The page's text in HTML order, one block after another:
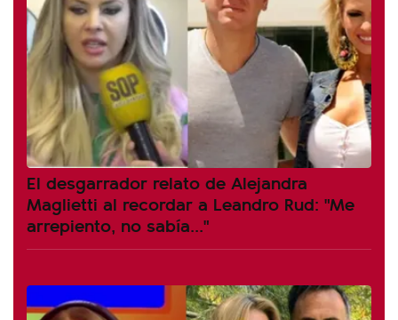
El desgarrador relato de Alejandra
Maglietti al recordar a Leandro Rud: "Me
arrepiento, no sabía..."